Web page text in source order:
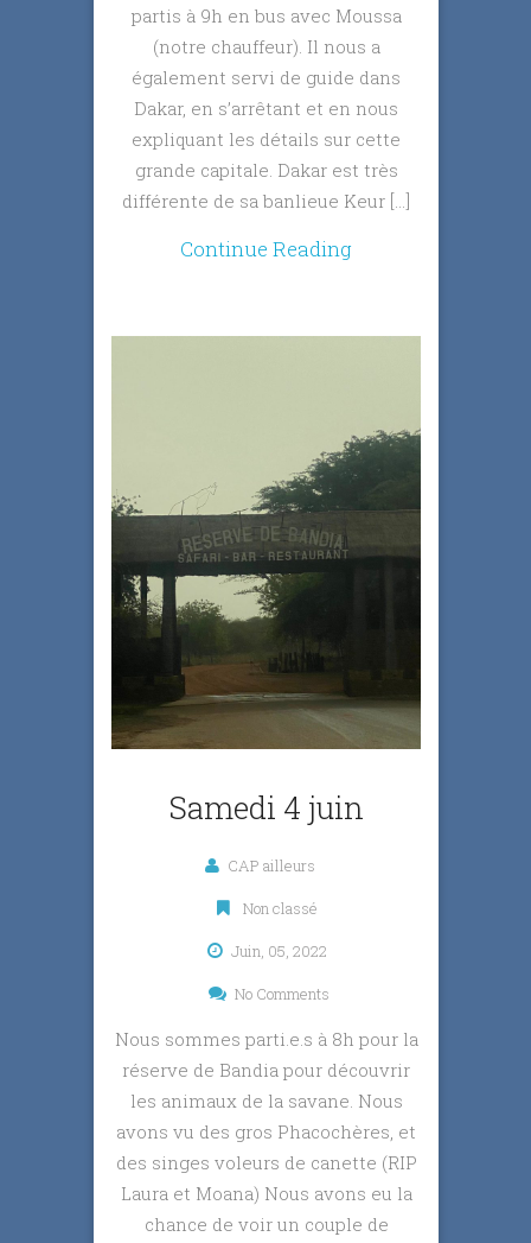
partis à 9h en bus avec Moussa
(notre chauffeur). Il nous a
également servi de guide dans
Dakar, en s’arrêtant et en nous
expliquant les détails sur cette
grande capitale. Dakar est très
différente de sa banlieue Keur […]
Continue Reading
Samedi 4 juin
CAP ailleurs
Non classé
Juin, 05, 2022
No Comments
Nous sommes parti.e.s à 8h pour la
réserve de Bandia pour découvrir
les animaux de la savane. Nous
avons vu des gros Phacochères, et
des singes voleurs de canette (RIP
Laura et Moana) Nous avons eu la
chance de voir un couple de